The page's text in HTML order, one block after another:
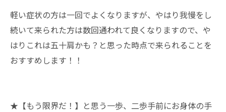
軽い症状の方は一回でよくなりますが、やはり我慢をし
続いて来られた方は数回通われて良くなりますので、や
はりこれは五十肩かも？と思った時点で来られることを
おすすめします！！
★【もう限界だ！】と思う一歩、二歩手前にお身体の手